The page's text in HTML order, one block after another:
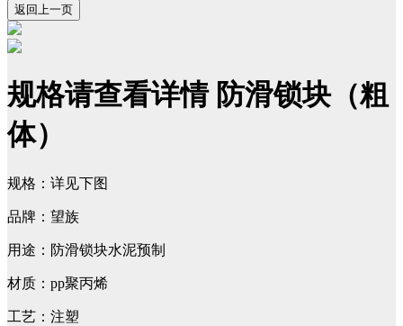
规格请查看详情 防滑锁块（粗
体）
规格：详见下图
品牌：望族
用途：防滑锁块水泥预制
材质：pp聚丙烯
工艺：注塑